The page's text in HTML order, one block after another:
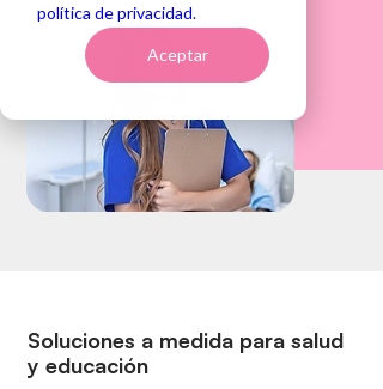
política de privacidad.
Aceptar
Soluciones a medida para salud
y educación